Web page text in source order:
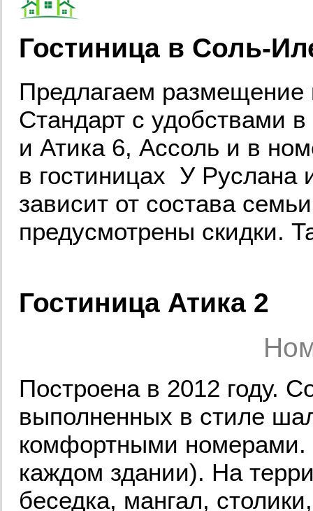
Гостиница в Соль-
Предлагаем размещение
Стандарт с удобствами
и Атика 6, Ассоль и в
в гостиницах У
зависит от состава
предусмотрены скидки.
Гостиница Атика 2
Построена в 2012 году.
выполненных в стиле
комфортными номерами.
каждом здании). На
беседка, мангал,